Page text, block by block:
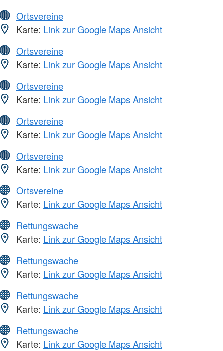
Ortsvereine
Karte: Link zur Google Maps Ansicht
Ortsvereine
Karte: Link zur Google Maps Ansicht
Ortsvereine
Karte: Link zur Google Maps Ansicht
Ortsvereine
Karte: Link zur Google Maps Ansicht
Ortsvereine
Karte: Link zur Google Maps Ansicht
Ortsvereine
Karte: Link zur Google Maps Ansicht
Rettungswache
Karte: Link zur Google Maps Ansicht
Rettungswache
Karte: Link zur Google Maps Ansicht
Rettungswache
Karte: Link zur Google Maps Ansicht
Rettungswache
Karte: Link zur Google Maps Ansicht